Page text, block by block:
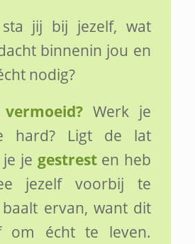
jij bij jezelf, wat
binnenin jou en
nodig?
vermoeid?Werk je
hard? Ligt de lat
je gestresten heb
jezelf voorbij te
baalt ervan, want dit
om écht te leven.